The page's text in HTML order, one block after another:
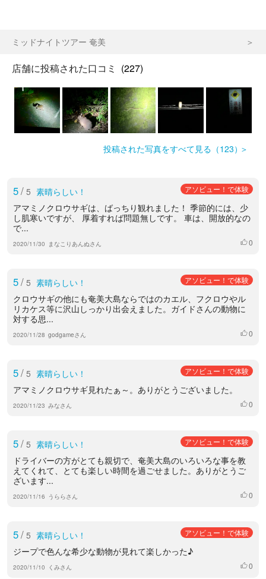
ミッドナイトツアー 奄美
店舗に投稿された口コミ (227)
投稿された写真をすべて見る（123）
5/ 5 素晴らしい！ アソビュー！で体験
アマミノクロウサギは、ばっちり観れました！ 季節的には、少
し肌寒いですが、 厚着すれば問題無しです。 車は、開放的なの
で...
2020/11/30 まなこりあんぬさん いいね
0
5/ 5 素晴らしい！ アソビュー！で体験
クロウサギの他にも奄美大島ならではのカエル、フクロウやル
リカケス等に沢山しっかり出会えました。ガイドさんの動物に
対する思...
2020/11/28 godgameさん いいね
0
5/ 5 素晴らしい！ アソビュー！で体験
アマミノクロウサギ見れたぁ～。ありがとうございました。
2020/11/23 みなさん いいね
0
5/ 5 素晴らしい！ アソビュー！で体験
ドライバーの方がとても親切で、奄美大島のいろいろな事を教
えてくれて、とても楽しい時間を過ごせました。ありがとうご
ざいます...
2020/11/16 うららさん いいね
0
5/ 5 素晴らしい！ アソビュー！で体験
ジープで色んな希少な動物が見れて楽しかった♪
2020/11/10 くみさん いいね
0